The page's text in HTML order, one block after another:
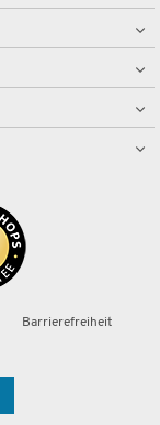
Barrierefreiheit